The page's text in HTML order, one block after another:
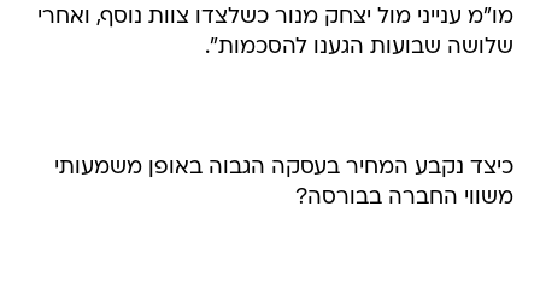
מו"מ ענייני מול יצחק מנור כשלצדו צוות נוסף, ואחרי
שלושה שבועות הגענו להסכמות".
כיצד נקבע המחיר בעסקה הגבוה באופן משמעותי
משווי החברה בבורסה?